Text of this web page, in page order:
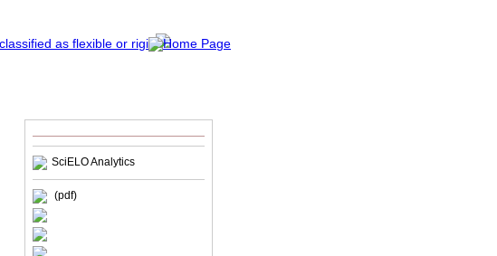
SciELO Analytics
(pdf)